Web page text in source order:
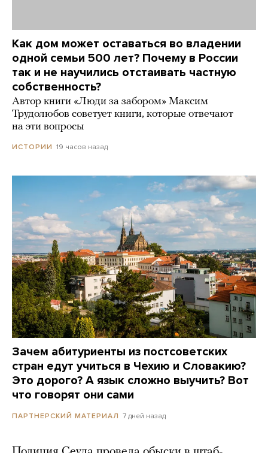
Как дом может оставаться во владении
одной семьи 500 лет? Почему в России
так и не научились отстаивать частную
собственность?
Автор книги «Люди за забором» Максим
Трудолюбов советует книги, которые отвечают
на эти вопросы
ИСТОРИИ 19 часов назад
Зачем абитуриенты из постсоветских
стран едут учиться в Чехию и Словакию?
Это дорого? А язык сложно выучить? Вот
что говорят они сами
ПАРТНЕРСКИЙ МАТЕРИАЛ 7 дней назад